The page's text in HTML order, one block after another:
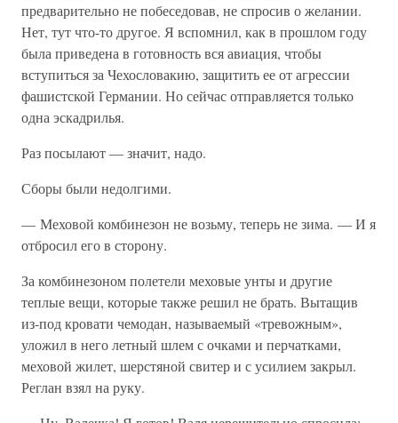
предварительно не побеседовав, не спросив о желании.
Нет, тут что-то другое. Я вспомнил, как в прошлом году
была приведена в готовность вся авиация, чтобы
вступиться за Чехословакию, защитить ее от агрессии
фашистской Германии. Но сейчас отправляется только
одна эскадрилья.
Раз посылают — значит, надо.
Сборы были недолгими.
— Меховой комбинезон не возьму, теперь не зима. — И я
отбросил его в сторону.
За комбинезоном полетели меховые унты и другие
теплые вещи, которые также решил не брать. Вытащив
из-под кровати чемодан, называемый «тревожным»,
уложил в него летный шлем с очками и перчатками,
меховой жилет, шерстяной свитер и с усилием закрыл.
Реглан взял на руку.